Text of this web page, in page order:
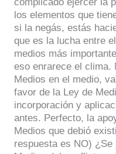
los elementos que
si la negás, estás
que es la lucha entre
medios más
eso enrarece el clima.
Medios en el medio,
favor de la Ley de
incorporación y
antes. Perfecto, la
Medios que debió
respuesta es NO) ¿Se